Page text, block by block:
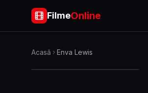
FilmeOnline
Acasă Enva Lewis